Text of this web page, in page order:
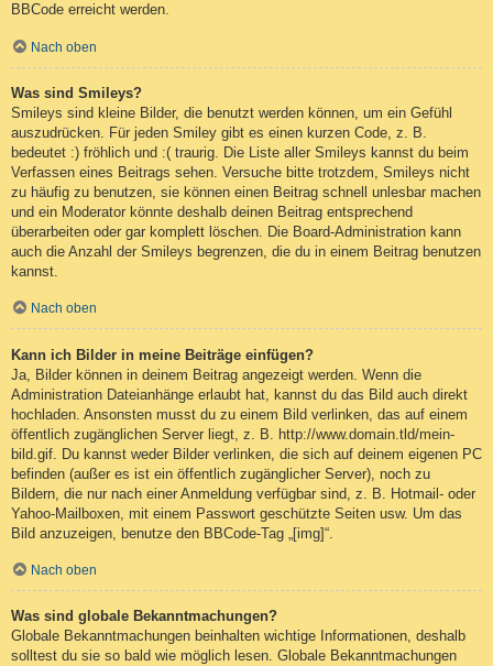
BBCode erreicht werden.
Nach oben
Was sind Smileys?
Smileys sind kleine Bilder, die benutzt werden können, um ein Gefühl
auszudrücken. Für jeden Smiley gibt es einen kurzen Code, z. B.
bedeutet :) fröhlich und :( traurig. Die Liste aller Smileys kannst du beim
Verfassen eines Beitrags sehen. Versuche bitte trotzdem, Smileys nicht
zu häufig zu benutzen, sie können einen Beitrag schnell unlesbar machen
und ein Moderator könnte deshalb deinen Beitrag entsprechend
überarbeiten oder gar komplett löschen. Die Board-Administration kann
auch die Anzahl der Smileys begrenzen, die du in einem Beitrag benutzen
kannst.
Nach oben
Kann ich Bilder in meine Beiträge einfügen?
Ja, Bilder können in deinem Beitrag angezeigt werden. Wenn die
Administration Dateianhänge erlaubt hat, kannst du das Bild auch direkt
hochladen. Ansonsten musst du zu einem Bild verlinken, das auf einem
öffentlich zugänglichen Server liegt, z. B. http://www.domain.tld/mein-
bild.gif. Du kannst weder Bilder verlinken, die sich auf deinem eigenen PC
befinden (außer es ist ein öffentlich zugänglicher Server), noch zu
Bildern, die nur nach einer Anmeldung verfügbar sind, z. B. Hotmail- oder
Yahoo-Mailboxen, mit einem Passwort geschützte Seiten usw. Um das
Bild anzuzeigen, benutze den BBCode-Tag „[img]“.
Nach oben
Was sind globale Bekanntmachungen?
Globale Bekanntmachungen beinhalten wichtige Informationen, deshalb
solltest du sie so bald wie möglich lesen. Globale Bekanntmachungen